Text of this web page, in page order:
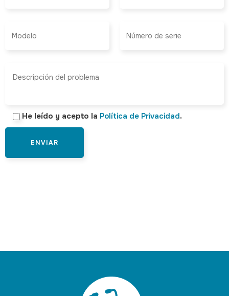
He leído y acepto la Política de Privacidad.